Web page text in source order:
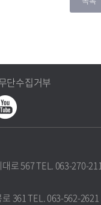
단수집거부
로 567 TEL. 063-270-
361 TEL. 063-562-2621